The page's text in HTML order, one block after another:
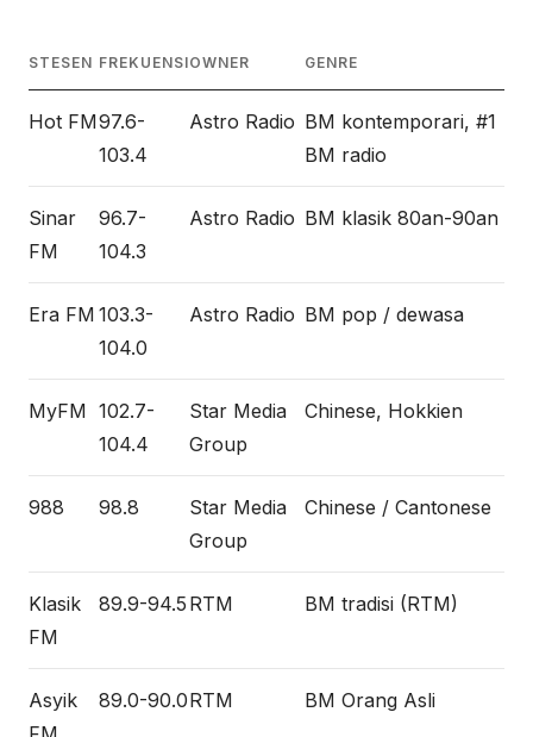
STESEN FREKUENSIOWNER GENRE
Hot FM97.6-
103.4
Astro Radio BM kontemporari, #1
BM radio
Sinar
FM
96.7-
104.3
Astro Radio BM klasik 80an-90an
Era FM 103.3-
104.0
Astro Radio BM pop / dewasa
MyFM 102.7-
104.4
Star Media
Group
Chinese, Hokkien
988 98.8
Star Media
Group
Chinese / Cantonese
Klasik
FM
89.9-94.5 RTM BM tradisi (RTM)
Asyik
89.0-90.0RTM BM Orang Asli